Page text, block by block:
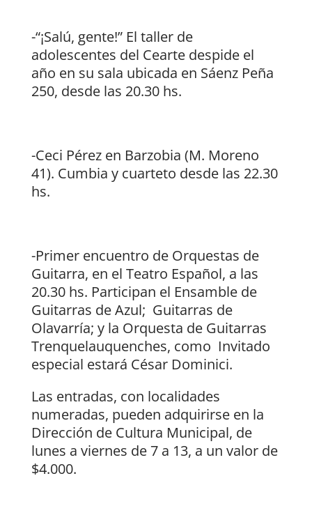
-“¡Salú, gente!” El taller de
adolescentes del Cearte despide el
año en su sala ubicada en Sáenz Peña
250, desde las 20.30 hs.
-Ceci Pérez en Barzobia (M. Moreno
41). Cumbia y cuarteto desde las 22.30
hs.
-Primer encuentro de Orquestas de
Guitarra, en el Teatro Español, a las
20.30 hs. Participan el Ensamble de
Guitarras de Azul; Guitarras de
Olavarría; y la Orquesta de Guitarras
Trenquelauquenches, como Invitado
especial estará César Dominici.
Las entradas, con localidades
numeradas, pueden adquirirse en la
Dirección de Cultura Municipal, de
lunes a viernes de 7 a 13, a un valor de
$4.000.